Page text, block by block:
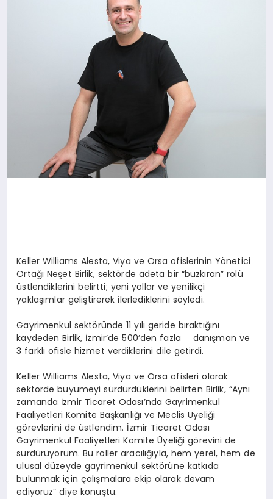
Keller Williams Alesta, Viya ve Orsa ofislerinin Yönetici
Ortağı Neşet Birlik, sektörde adeta bir “buzkıran” rolü
üstlendiklerini belirtti; yeni yollar ve yenilikçi
yaklaşımlar geliştirerek ilerlediklerini söyledi.
Gayrimenkul sektöründe 11 yılı geride bıraktığını
kaydeden Birlik, İzmir’de 500’den fazla danışman ve
3 farklı ofisle hizmet verdiklerini dile getirdi.
Keller Williams Alesta, Viya ve Orsa ofisleri olarak
sektörde büyümeyi sürdürdüklerini belirten Birlik, “Aynı
zamanda İzmir Ticaret Odası’nda Gayrimenkul
Faaliyetleri Komite Başkanlığı ve Meclis Üyeliği
görevlerini de üstlendim. İzmir Ticaret Odası
Gayrimenkul Faaliyetleri Komite Üyeliği görevini de
sürdürüyorum. Bu roller aracılığıyla, hem yerel, hem de
ulusal düzeyde gayrimenkul sektörüne katkıda
bulunmak için çalışmalara ekip olarak devam
ediyoruz” diye konuştu.